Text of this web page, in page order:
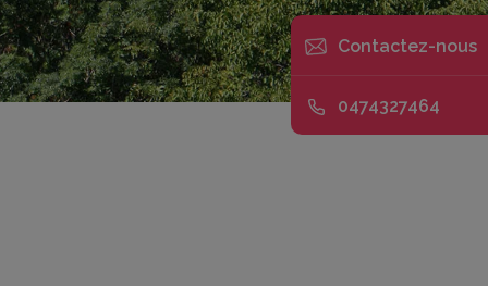
Contactez-nous
0474327464
Sur mesure
toute
l'année